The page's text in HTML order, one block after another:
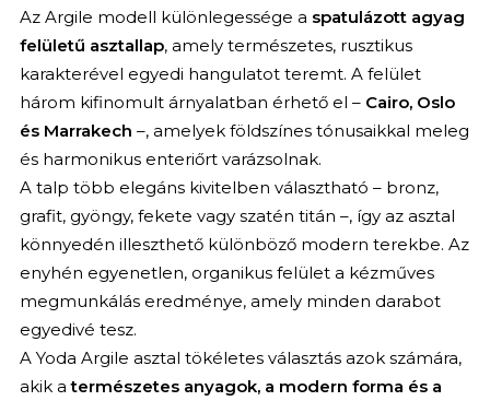
Az Argile modell különlegessége a spatulázott agyag
felületű asztallap, amely természetes, rusztikus
karakterével egyedi hangulatot teremt. A felület
három kifinomult árnyalatban érhető el – Cairo, Oslo
és Marrakech –, amelyek földszínes tónusaikkal meleg
és harmonikus enteriőrt varázsolnak.
A talp több elegáns kivitelben választható – bronz,
grafit, gyöngy, fekete vagy szatén titán –, így az asztal
könnyedén illeszthető különböző modern terekbe. Az
enyhén egyenetlen, organikus felület a kézműves
megmunkálás eredménye, amely minden darabot
egyedivé tesz.
A Yoda Argile asztal tökéletes választás azok számára,
akik atermészetes anyagok, a modern forma és a